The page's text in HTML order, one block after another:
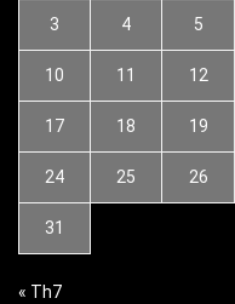
3 4 5
10 11 12
17 18 19
24 25 26
31
« Th7